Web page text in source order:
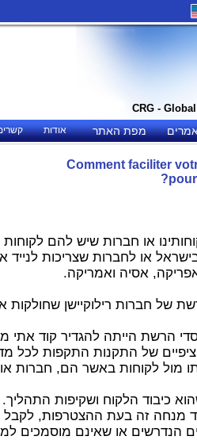
CRG -
מפת האתר אודות קשרים
Comment faciliter
או חברות שיש להם לקוחות
או לחברות שצריכות לנייד
אסיה ואמריקה.
של חברות רילוקיישן שחולקות
הרשת הייתה להגדיר קוד אתי
של התקנות התקפות לכל
מול לקוחות באשר הם, חברות או
כיבוד הלקוח ושקיפות
זה בעת ההצטרפות, לקבל
הנדרשים או שאינם מוסמכים